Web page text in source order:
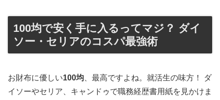
100均で安く手に入るってマジ？ ダイ
ソー・セリアのコスパ最強術
お財布に優しい100均 、最高ですよね。就活生の味方！ ダ
イソーやセリア、キャンドゥで職務経歴書用紙を見かけま